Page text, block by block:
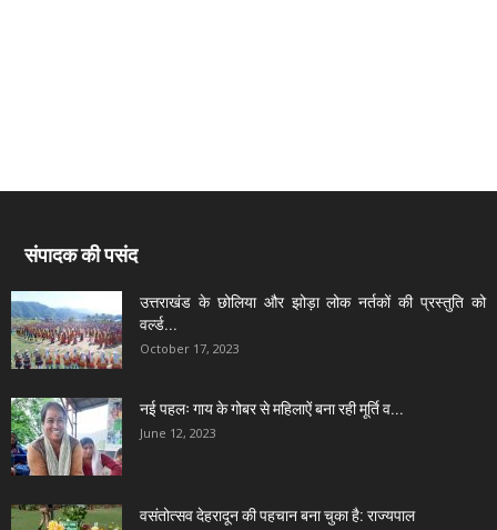
संपादक की पसंद
उत्तराखंड के छोलिया और झोड़ा लोक नर्तकों की प्रस्तुति को
वर्ल्ड...
October 17, 2023
नई पहलः गाय के गोबर से महिलाऐं बना रही मूर्ति व...
June 12, 2023
वसंतोत्सव देहरादून की पहचान बना चुका है: राज्यपाल